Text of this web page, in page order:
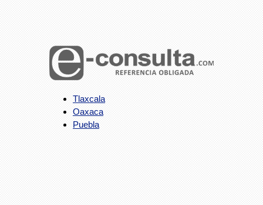
Tlaxcala
Oaxaca
Puebla